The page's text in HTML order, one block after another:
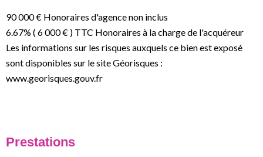
90 000 € Honoraires d'agence non inclus
6.67% ( 6 000 € ) TTC Honoraires à la charge de l'acquéreur
Les informations sur les risques auxquels ce bien est exposé
sont disponibles sur le site Géorisques :
www.georisques.gouv.fr
Prestations